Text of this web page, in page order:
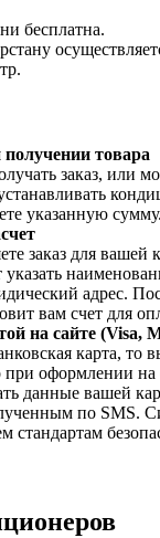
бесплатна.
товара
заказ, или
указанную сумму.
заказ для вашей
указать
адрес.
вам счет для
на сайте (Visa,
карта, то
при оформлении
данные вашей
по SMS.
стандартам